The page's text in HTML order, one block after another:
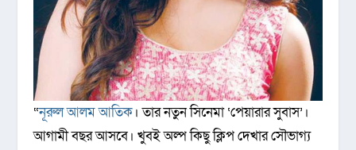
“নূরুল আলম আতিক। তার নতুন সিনেমা ‘পেয়ারার সুবাস’।
আগামী বছর আসবে। খুবই অল্প কিছু ক্লিপ দেখার সৌভাগ্য